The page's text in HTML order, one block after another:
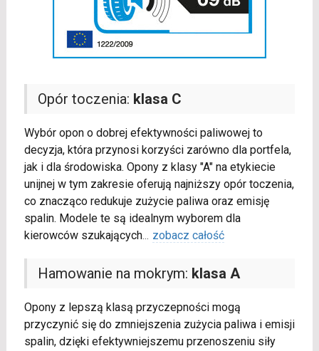
Opór toczenia: klasa C
Wybór opon o dobrej efektywności paliwowej to
decyzja, która przynosi korzyści zarówno dla portfela,
jak i dla środowiska. Opony z klasy "A" na etykiecie
unijnej w tym zakresie oferują najniższy opór toczenia,
co znacząco redukuje zużycie paliwa oraz emisję
spalin. Modele te są idealnym wyborem dla
kierowców szukających... zobacz całość
Hamowanie na mokrym: klasa A
Opony z lepszą klasą przyczepności mogą
przyczynić się do zmniejszenia zużycia paliwa i emisji
spalin, dzięki efektywniejszemu przenoszeniu siły